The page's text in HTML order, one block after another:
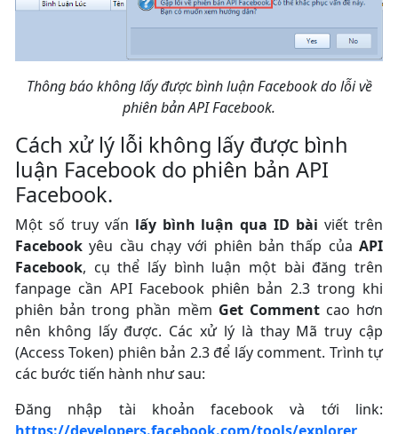
Thông báo không lấy được bình luận Facebook do lỗi về
phiên bản API Facebook.
Cách xử lý lỗi không lấy được bình
luận Facebook do phiên bản API
Facebook.
Một số truy vấn lấy bình luận qua ID bài viết trên
Facebook yêu cầu chạy với phiên bản thấp của API
Facebook, cụ thể lấy bình luận một bài đăng trên
fanpage cần API Facebook phiên bản 2.3 trong khi
phiên bản trong phần mềm Get Commentcao hơn
nên không lấy được. Các xử lý là thay Mã truy cập
(Access Token) phiên bản 2.3 để lấy comment. Trình tự
các bước tiến hành như sau:
Đăng nhập tài khoản facebook và tới link: